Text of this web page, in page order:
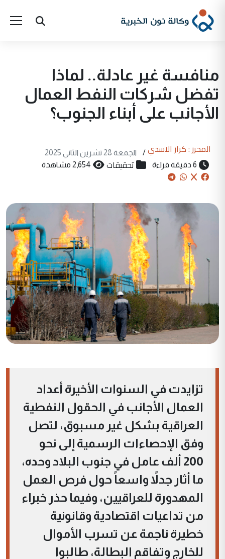
منافسة غير عادلة.. لماذا
تفضل شركات النفط العمال
الأجانب على أبناء الجنوب؟
المحرر : كرار الاسدي /
الجمعة 28 تشرين الثاني 2025
6 دقيقة قراءة
تحقيقات 2,654 مشاهدة
تزايدت في السنوات الأخيرة أعداد
العمال الأجانب في الحقول النفطية
العراقية بشكل غير مسبوق، لتصل
وفق الإحصاءات الرسمية إلى نحو
200 ألف عامل في جنوب البلاد وحده،
ما أثار جدلاً واسعاً حول فرص العمل
المهدورة للعراقيين، وفيما حذر خبراء
من تداعيات اقتصادية وقانونية
خطيرة ناجمة عن تسرب الأموال
للخارج وتفاقم البطالة، طالبوا